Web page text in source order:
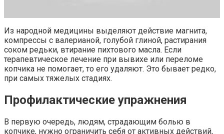
Из народной медицины выделяют действие магнита,
компрессы с валерианой, голубой глиной, растирания
соком редьки, втирание пихтового масла. Если
терапевтическое лечение при вывихе или переломе
копчика не помогает, то его удаляют. Это бывает редко,
при самых тяжелых стадиях.
Профилактические упражнения
В первую очередь, людям, страдающим болью в
копчике, нужно ограничить себя от активных действий,